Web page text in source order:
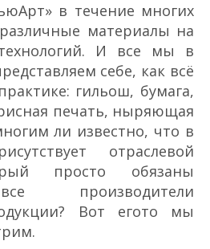
в течение многих
материалы на
И все мы в
себе, как всё
гильош, бумага,
печать, ныряющая
ли известно, что в
отраслевой
просто обязаны
производители
Вот его­то мы